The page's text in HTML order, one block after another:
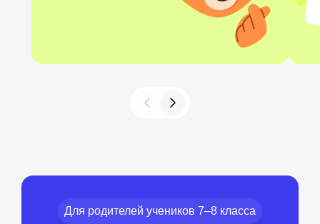
Для родителей учеников 7–8 класса